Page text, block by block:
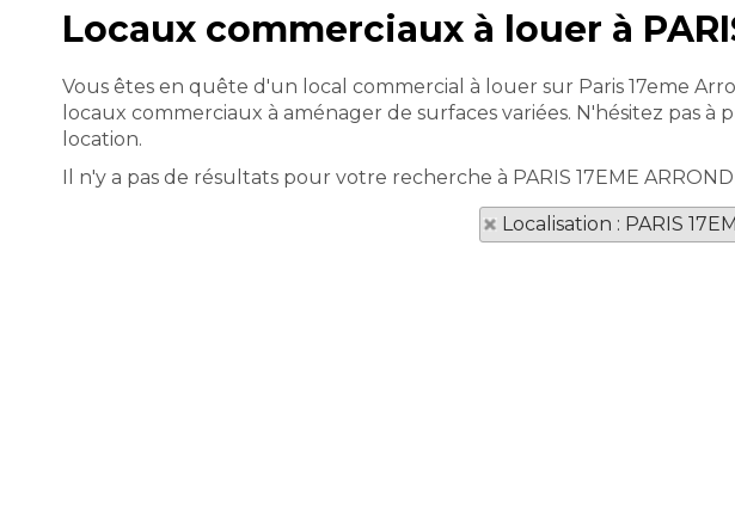
Locaux commerciaux à louer à
Vous êtes en quête d'un local commercial à louer sur Paris 17eme
locaux commerciaux à aménager de surfaces variées. N'hésitez pas
location.
Il n'y a pas de résultats pour votre recherche à PARIS 17EME
Localisation : PARIS